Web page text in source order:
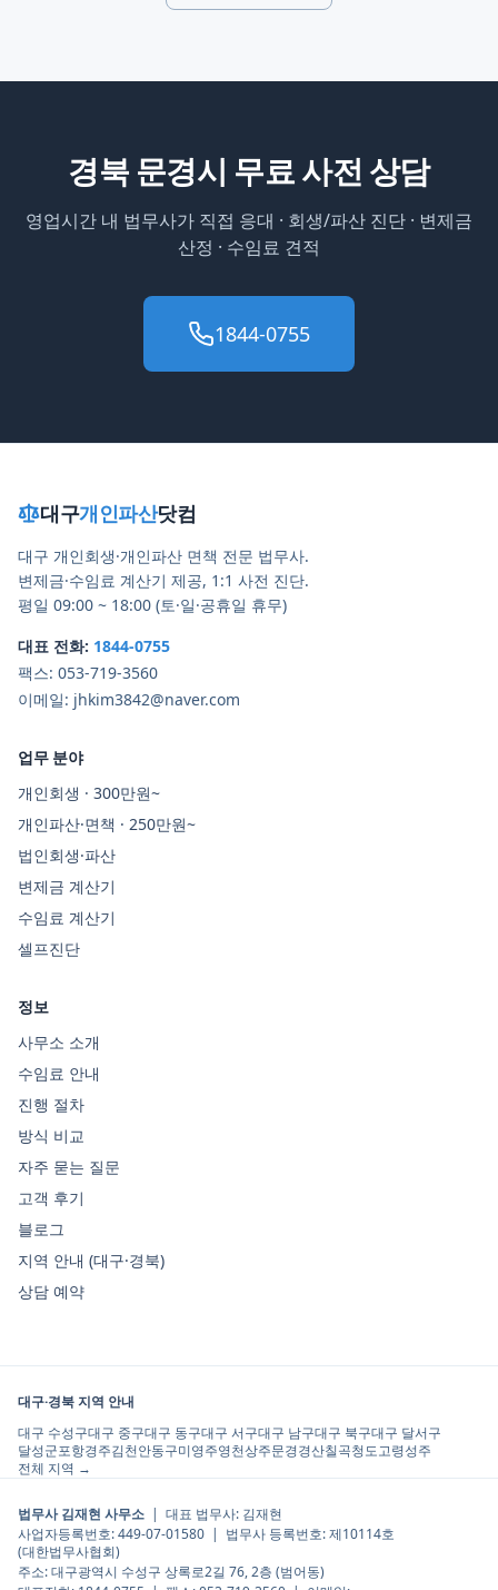
경북 문경시 무료 사전 상담
영업시간 내 법무사가 직접 응대 · 회생/파산 진단 · 변제금
산정 · 수임료 견적
1844-0755
대구개인파산닷컴
대구 개인회생·개인파산 면책 전문 법무사.
변제금·수임료 계산기 제공, 1:1 사전 진단.
평일 09:00 ~ 18:00 (토·일·공휴일 휴무)
대표 전화: 1844-0755
팩스: 053-719-3560
이메일: jhkim3842@naver.com
업무 분야
개인회생 · 300만원~
개인파산·면책 · 250만원~
법인회생·파산
변제금 계산기
수임료 계산기
셀프진단
정보
사무소 소개
수임료 안내
진행 절차
방식 비교
자주 묻는 질문
고객 후기
블로그
지역 안내 (대구·경북)
상담 예약
대구·경북 지역 안내
대구 수성구대구 중구대구 동구대구 서구대구 남구대구 북구대구 달서구
달성군포항경주김천안동구미영주영천상주문경경산칠곡청도고령성주
전체 지역 →
법무사 김재현 사무소 | 대표 법무사: 김재현
사업자등록번호:449-07-01580 | 법무사 등록번호:제10114호
(대한법무사협회)
주소:대구광역시 수성구 상록로2길 76, 2층 (범어동)